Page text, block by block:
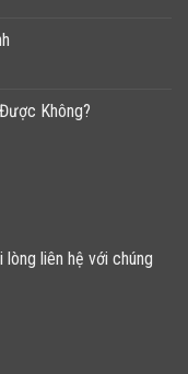
Không?
liên hệ với chúng